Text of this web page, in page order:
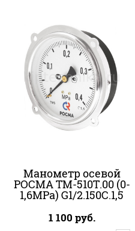
Манометр осевой
РОСМА ТМ-510Т.00 (0-
1,6МРа) G1/2.150С.1,5
1 100 руб.